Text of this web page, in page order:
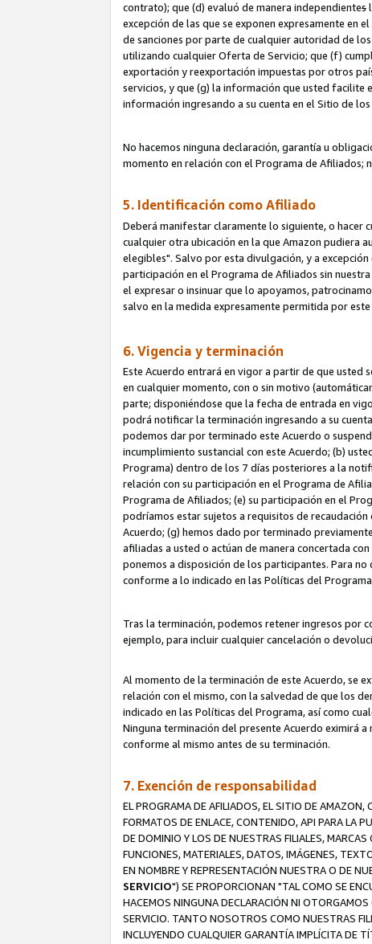
contrato); que (d) evaluó de manera independientes
excepción de las que se exponen expresamente en
de sanciones por parte de cualquier autoridad de
utilizando cualquier Oferta de Servicio; que (f)
exportación y reexportación impuestas por otros
servicios, y que (g) la información que usted facilite
información ingresando a su cuenta en el Sitio de
No hacemos ninguna declaración, garantía u
momento en relación con el Programa de Afiliados;
5. Identificación como Afiliado
Deberá manifestar claramente lo siguiente, o hacer
cualquier otra ubicación en la que Amazon pudiera
elegibles". Salvo por esta divulgación, y a
participación en el Programa de Afiliados sin
el expresar o insinuar que lo apoyamos,
salvo en la medida expresamente permitida por este
6. Vigencia y terminación
Este Acuerdo entrará en vigor a partir de que usted
en cualquier momento, con o sin motivo
parte; disponiéndose que la fecha de entrada en
podrá notificar la terminación ingresando a su
podemos dar por terminado este Acuerdo o
incumplimiento sustancial con este Acuerdo; (b)
Programa) dentro de los 7 días posteriores a la
relación con su participación en el Programa de
Programa de Afiliados; (e) su participación en el
podríamos estar sujetos a requisitos de
Acuerdo; (g) hemos dado por terminado
afiliadas a usted o actúan de manera concertada
ponemos a disposición de los participantes. Para
conforme a lo indicado en las Políticas del
Tras la terminación, podemos retener ingresos por
ejemplo, para incluir cualquier cancelación o
Al momento de la terminación de este Acuerdo, se
relación con el mismo, con la salvedad de que los
indicado en las Políticas del Programa, así como
Ninguna terminación del presente Acuerdo eximirá
conforme al mismo antes de su terminación.
7. Exención de responsabilidad
EL PROGRAMA DE AFILIADOS, EL SITIO DE AMAZON,
FORMATOS DE ENLACE, CONTENIDO, API PARA LA
DE DOMINIO Y LOS DE NUESTRAS FILIALES,
FUNCIONES, MATERIALES, DATOS, IMÁGENES,
EN NOMBRE Y REPRESENTACIÓN NUESTRA O DE
SERVICIO") SE PROPORCIONAN "TAL COMO SE
HACEMOS NINGUNA DECLARACIÓN NI
SERVICIO. TANTO NOSOTROS COMO NUESTRAS
INCLUYENDO CUALQUIER GARANTÍA IMPLÍCITA DE